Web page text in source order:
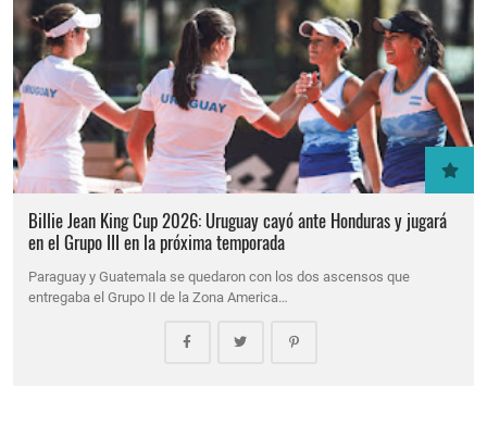
Billie Jean King Cup 2026: Uruguay cayó ante Honduras y jugará
en el Grupo III en la próxima temporada
Paraguay y Guatemala se quedaron con los dos ascensos que
entregaba el Grupo II de la Zona America…